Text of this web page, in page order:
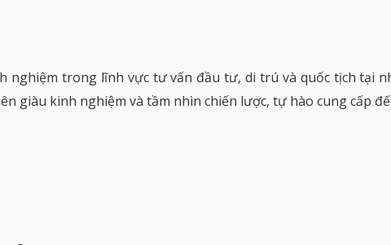
nghiệm trong lĩnh vực tư vấn đầu tư, di trú và quốc tịch tại
giàu kinh nghiệm và tầm nhìn chiến lược, tự hào cung cấp